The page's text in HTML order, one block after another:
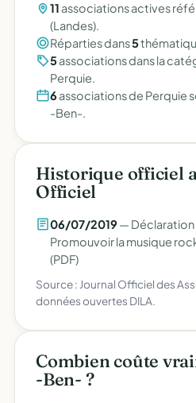
11 associations actives
(Landes).
Réparties dans5
5associations dans la
Perquie.
6 associations de Perquie
-Ben-.
Historique officiel
Officiel
06/07/2019 — Déclaration
Promouvoir la musique
(PDF)
Source : Journal Officiel des
données ouvertes DILA.
Combien coûte
-Ben- ?